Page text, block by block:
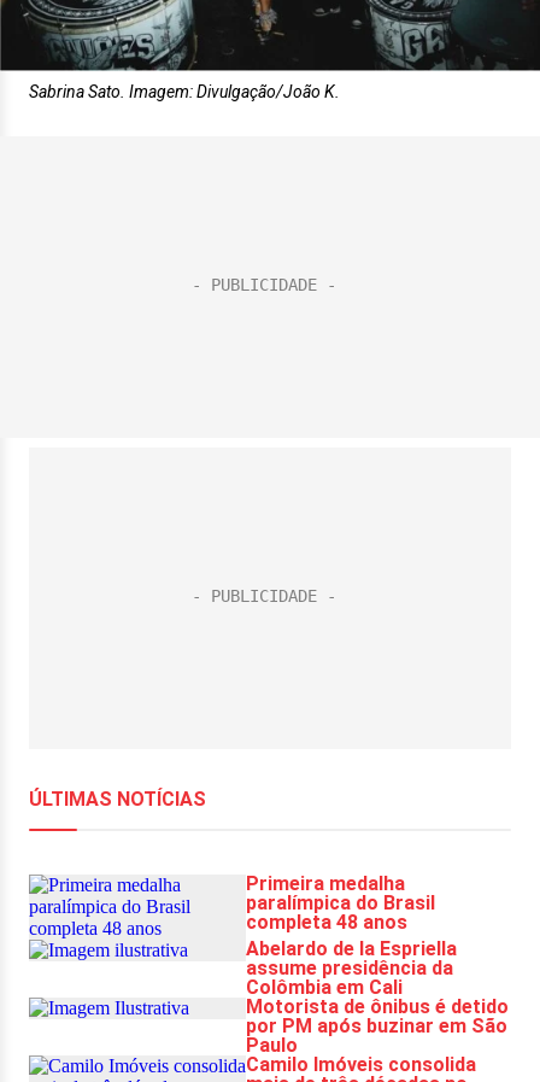
Sabrina Sato. Imagem: Divulgação/João K.